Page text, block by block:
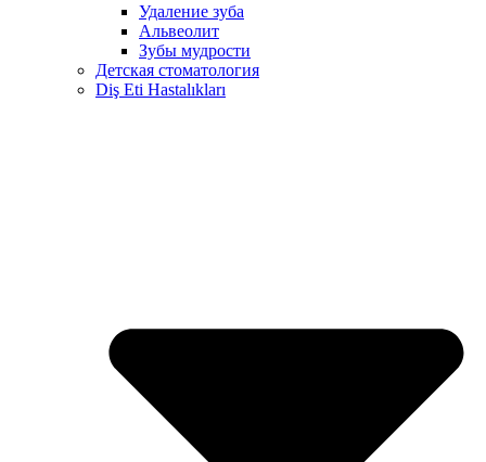
Удаление зуба
Альвеолит
Зубы мудрости
Детская стоматология
Diş Eti Hastalıkları